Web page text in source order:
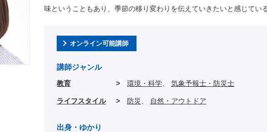
味ということもあり、季節の移り変わりを伝えていきたいと感じてい
オンライン可能講師
講師ジャンル
教育 環境・科学 気象予報士・防災士
ライフスタイル 防災 自然・アウトドア
出身・ゆかり